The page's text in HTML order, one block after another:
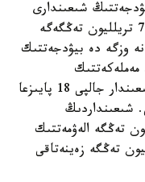
شىعىندارى
بيىل 13 پايىزعا وسكەن. ونىڭ كولەمى 7 تريلليون تەڭگەگە
وزگە دە بيۋدجەتتىك
قىزمەتكەرلەردىڭ جالاقىسىنا كەتەتىن شىعىندار جالپى 18 پايىزعا
شىعىنداردىڭ
شامامەن 3,6 تريلليون تەڭگە الەۋمەتتىك
ونىڭ ىشىندە 1 تريلليون تەڭگە زەينەتاقى